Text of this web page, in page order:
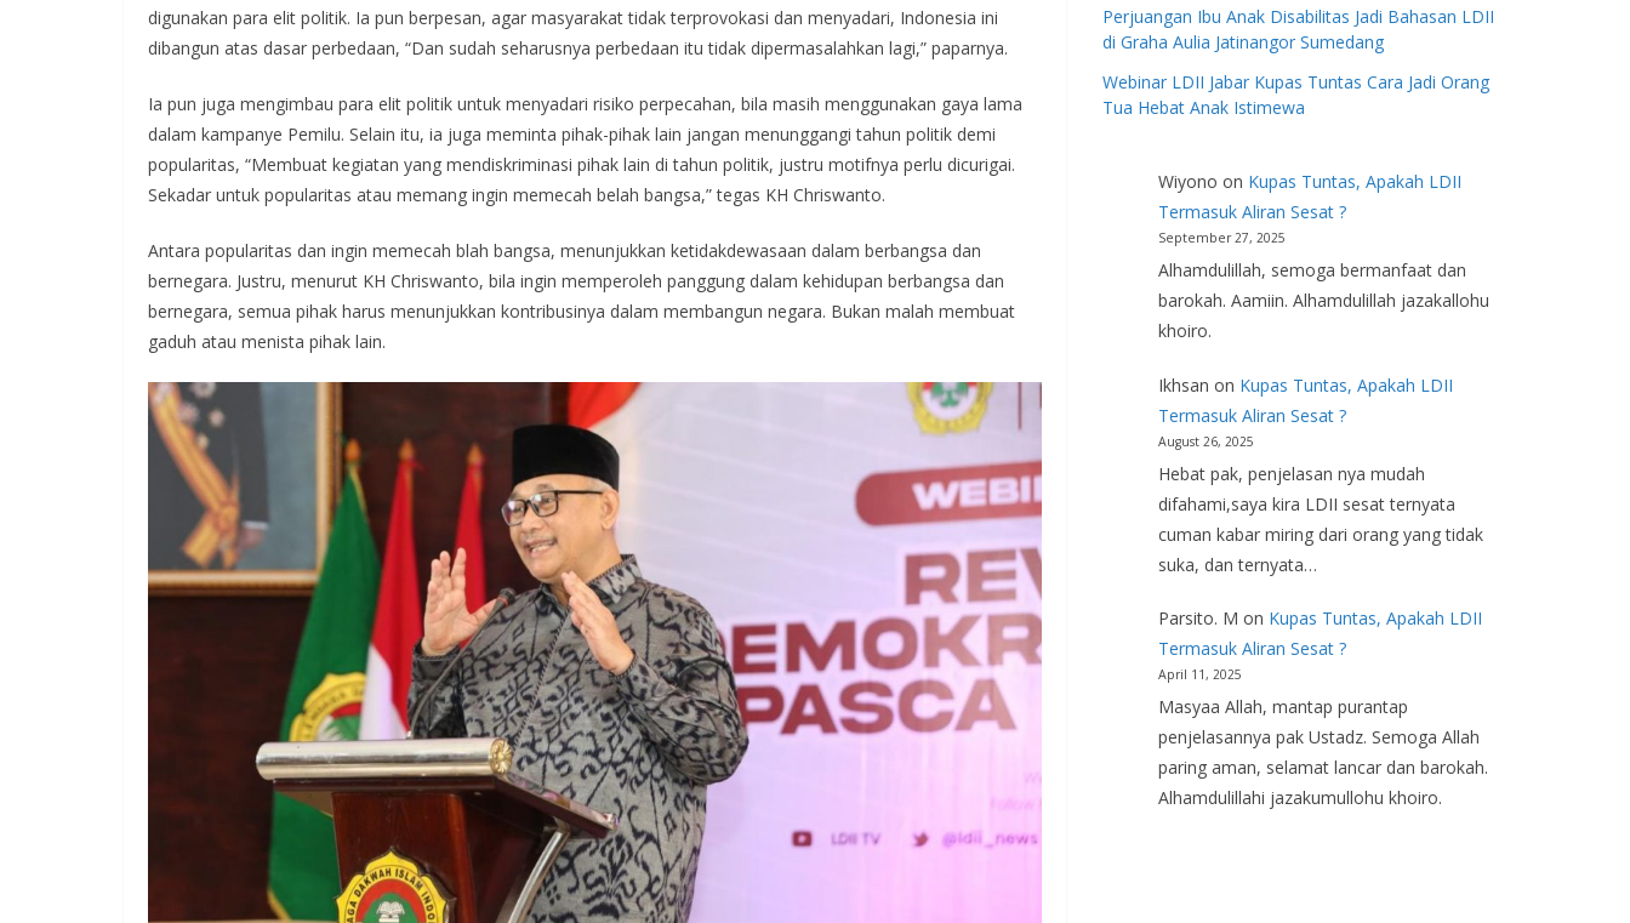
digunakan para elit politik. Ia pun berpesan, agar masyarakat tidak terprovokasi dan menyadari, Indonesia ini
dibangun atas dasar perbedaan, “Dan sudah seharusnya perbedaan itu tidak dipermasalahkan lagi,” paparnya.
Ia pun juga mengimbau para elit politik untuk menyadari risiko perpecahan, bila masih menggunakan gaya lama
dalam kampanye Pemilu. Selain itu, ia juga meminta pihak-pihak lain jangan menunggangi tahun politik demi
popularitas, “Membuat kegiatan yang mendiskriminasi pihak lain di tahun politik, justru motifnya perlu dicurigai.
Sekadar untuk popularitas atau memang ingin memecah belah bangsa,” tegas KH Chriswanto.
Antara popularitas dan ingin memecah blah bangsa, menunjukkan ketidakdewasaan dalam berbangsa dan
bernegara. Justru, menurut KH Chriswanto, bila ingin memperoleh panggung dalam kehidupan berbangsa dan
bernegara, semua pihak harus menunjukkan kontribusinya dalam membangun negara. Bukan malah membuat
gaduh atau menista pihak lain.
Perjuangan Ibu Anak Disabilitas Jadi Bahasan LDII
di Graha Aulia Jatinangor Sumedang
Webinar LDII Jabar Kupas Tuntas Cara Jadi Orang
Tua Hebat Anak Istimewa
Wiyono on Kupas Tuntas, Apakah LDII
Termasuk Aliran Sesat ?
September 27, 2025
Alhamdulillah, semoga bermanfaat dan
barokah. Aamiin. Alhamdulillah jazakallohu
khoiro.
Ikhsan on Kupas Tuntas, Apakah LDII
Termasuk Aliran Sesat ?
August 26, 2025
Hebat pak, penjelasan nya mudah
difahami,saya kira LDII sesat ternyata
cuman kabar miring dari orang yang tidak
suka, dan ternyata…
Parsito. M on Kupas Tuntas, Apakah LDII
Termasuk Aliran Sesat ?
April 11, 2025
Masyaa Allah, mantap purantap
penjelasannya pak Ustadz. Semoga Allah
paring aman, selamat lancar dan barokah.
Alhamdulillahi jazakumullohu khoiro.